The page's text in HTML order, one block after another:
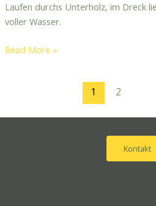
Laufen durchs Unterholz, im Dreck
voller Wasser.
Read More »
1 2
Kontakt